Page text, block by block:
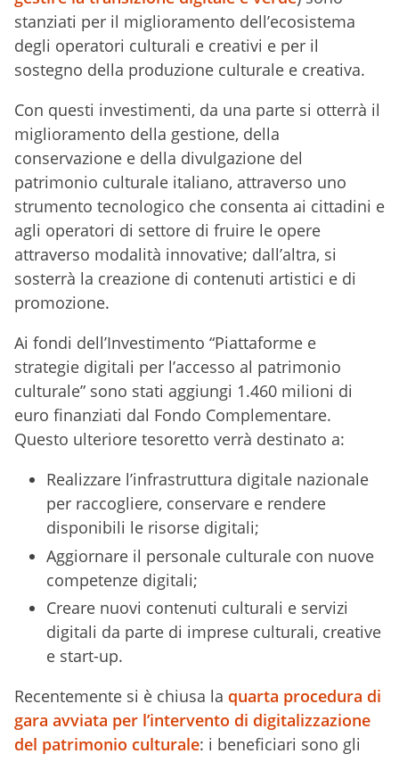
stanziati per il miglioramento dell’ecosistema
degli operatori culturali e creativi e per il
sostegno della produzione culturale e creativa.
Con questi investimenti, da una parte si otterrà il
miglioramento della gestione, della
conservazione e della divulgazione del
patrimonio culturale italiano, attraverso uno
strumento tecnologico che consenta ai cittadini e
agli operatori di settore di fruire le opere
attraverso modalità innovative; dall’altra, si
sosterrà la creazione di contenuti artistici e di
promozione.
Ai fondi dell’Investimento “Piattaforme e
strategie digitali per l’accesso al patrimonio
culturale” sono stati aggiungi 1.460 milioni di
euro finanziati dal Fondo Complementare.
Questo ulteriore tesoretto verrà destinato a:
Realizzare l’infrastruttura digitale nazionale
per raccogliere, conservare e rendere
disponibili le risorse digitali;
Aggiornare il personale culturale con nuove
competenze digitali;
Creare nuovi contenuti culturali e servizi
digitali da parte di imprese culturali, creative
e start-up.
Recentemente si è chiusa la quarta procedura di
gara avviata per l’intervento di digitalizzazione
del patrimonio culturale: i beneficiari sono gli